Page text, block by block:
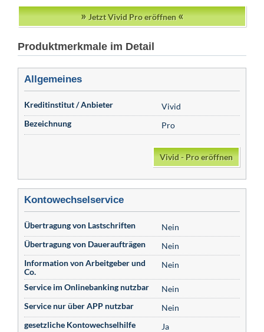
»Jetzt Vivid Pro eröffnen«
Produktmerkmale im Detail
Allgemeines
Kreditinstitut / Anbieter
Vivid
Bezeichnung
Pro
Vivid - Pro eröffnen
Kontowechselservice
Übertragung von Lastschriften
Nein
Übertragung von Daueraufträgen
Nein
Information von Arbeitgeber und
Co.
Nein
Service im Onlinebanking nutzbar
Nein
Service nur über APP nutzbar
Nein
gesetzliche Kontowechselhilfe
Ja